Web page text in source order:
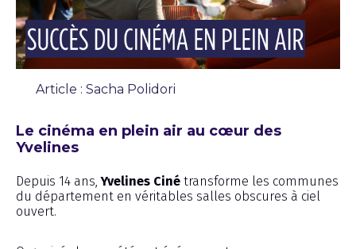
Article : Sacha Polidori
Le cinéma en plein air au cœur des
Yvelines
Depuis 14 ans,Yvelines Ciné transforme les communes
du département en véritables salles obscures à ciel
ouvert.